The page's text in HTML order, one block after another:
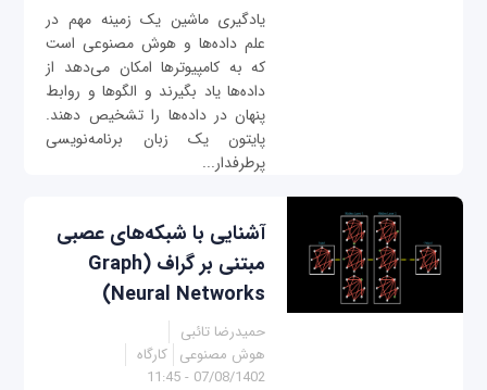
یادگیری ماشین یک زمینه مهم در
علم داده‌ها و هوش مصنوعی است
که به کامپیوترها امکان می‌دهد از
داده‌ها یاد بگیرند و الگوها و روابط
پنهان در داده‌ها را تشخیص دهند.
پایتون یک زبان برنامه‌نویسی
پرطرفدار...
آشنایی با شبکه‌های عصبی
مبتنی بر گراف (Graph
Neural Networks)
حمیدرضا تائبی
هوش مصنوعی کارگاه
07/08/1402 - 11:45